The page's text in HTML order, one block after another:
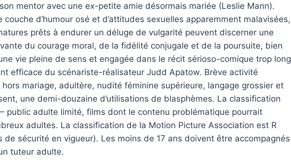
mentor avec une ex-petite amie désormais mariée (Leslie Mann).
couche d’humour osé et d’attitudes sexuelles apparemment malavisées,
prêts à endurer un déluge de vulgarité peuvent discerner une
du courage moral, de la fidélité conjugale et de la poursuite, bien
vie pleine de sens et engagée dans le récit sérioso-comique trop long
efficace du scénariste-réalisateur Judd Apatow. Brève activité
mariage, adultère, nudité féminine supérieure, langage grossier et
une demi-douzaine d’utilisations de blasphèmes. La classification
public adulte limité, films dont le contenu problématique pourrait
adultes. La classification de la Motion Picture Association est R
de sécurité en vigueur). Les moins de 17 ans doivent être accompagnés
tuteur adulte.